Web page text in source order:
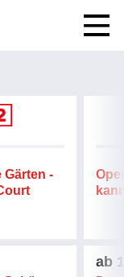
2
Gärten -
ab